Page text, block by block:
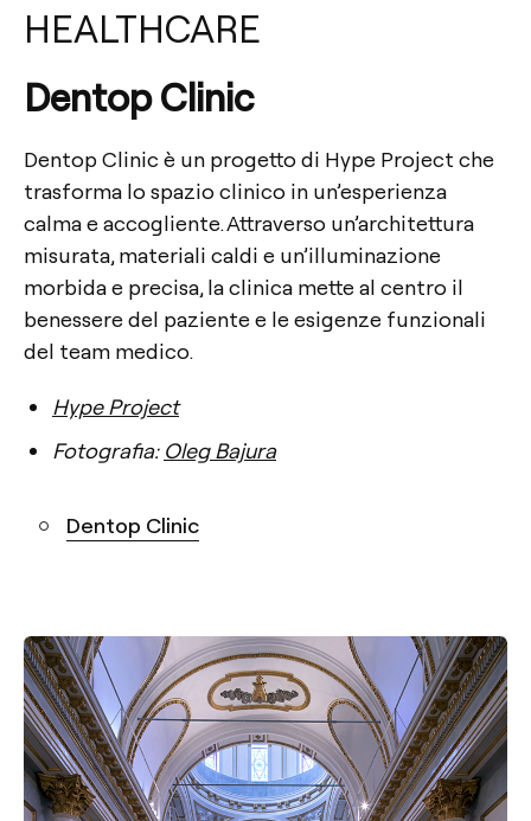
HEALTHCARE
Dentop Clinic
Dentop Clinic è un progetto di Hype Project che
trasforma lo spazio clinico in un’esperienza
calma e accogliente. Attraverso un’architettura
misurata, materiali caldi e un’illuminazione
morbida e precisa, la clinica mette al centro il
benessere del paziente e le esigenze funzionali
del team medico.
Hype Project
Fotografia: Oleg Bajura
Dentop Clinic